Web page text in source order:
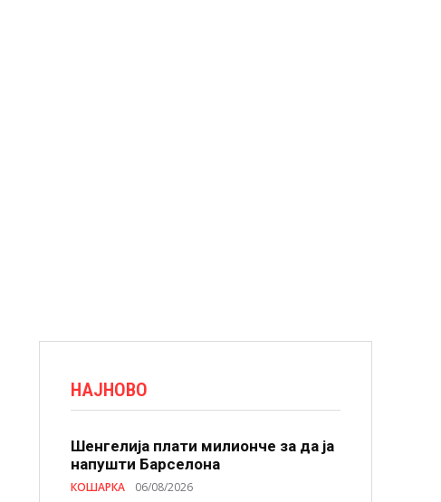
НАЈНОВО
Шенгелија плати милионче за да ја
напушти Барселона
КОШАРКА 06/08/2026